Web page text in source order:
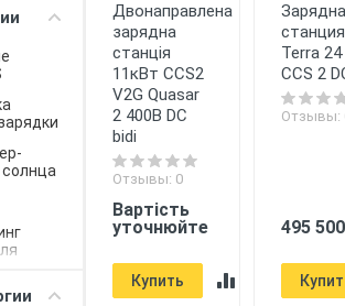
Двонаправлена
зарядна
станція
11кВт CCS2
V2G Quasar
2 400В DC
bidi
Отзывы: 0
Вартість
уточнюйте
Купить
Terra
CCS 2
Отзывы:
495